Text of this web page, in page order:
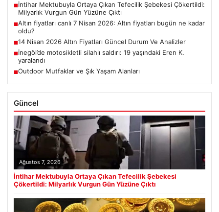
■İntihar Mektubuyla Ortaya Çıkan Tefecilik Şebekesi Çökertildi:
Milyarlık Vurgun Gün Yüzüne Çıktı
■Altın fiyatları canlı 7 Nisan 2026: Altın fiyatları bugün ne kadar
oldu?
■14 Nisan 2026 Altın Fiyatları Güncel Durum Ve Analizler
■İnegöl’de motosikletli silahlı saldırı: 19 yaşındaki Eren K.
yaralandı
■Outdoor Mutfaklar ve Şık Yaşam Alanları
Güncel
Ağustos 7, 2026
İntihar Mektubuyla Ortaya Çıkan Tefecilik Şebekesi
Çökertildi: Milyarlık Vurgun Gün Yüzüne Çıktı